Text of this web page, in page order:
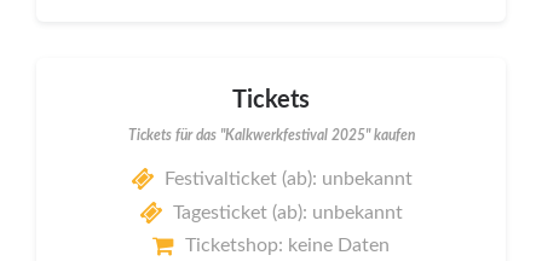
Tickets
Tickets für das "Kalkwerkfestival 2025" kaufen
Festivalticket (ab): unbekannt
Tagesticket (ab): unbekannt
Ticketshop: keine Daten